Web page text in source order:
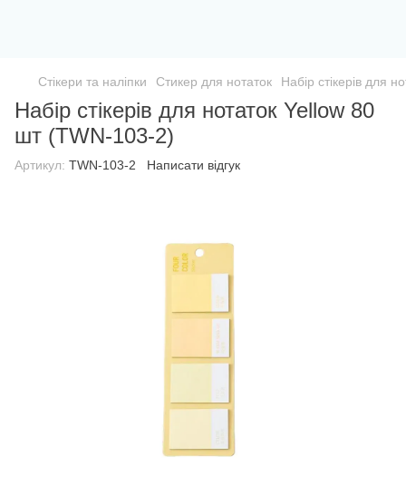
Стікери та наліпки Стикер для нотаток Набір стікерів для
Набір стікерів для нотаток Yellow 80
шт (TWN-103-2)
Артикул: TWN-103-2 Написати відгук